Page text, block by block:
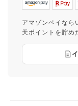
アマゾンペイなら
天ポイントを貯め